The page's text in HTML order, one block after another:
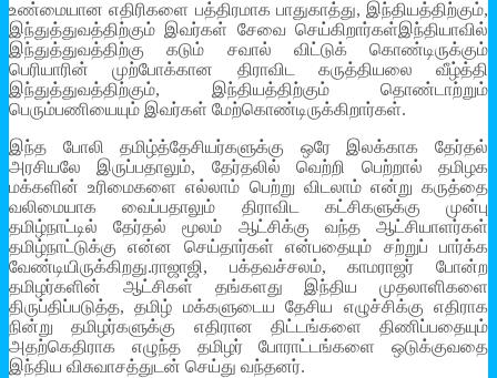
உண்மையான எதிரிகளை பத்திரமாக பாதுகாத்து, இந்தியத்திற்கும்,
இந்துத்துவத்திற்கும் இவர்கள் சேவை செய்கிறார்கள்இந்தியாவில்
இந்துத்துவத்திற்கு கடும் சவால் விட்டுக் கொண்டிருக்கும்
பெரியாரின் முற்போக்கான திராவிட கருத்தியலை வீழ்த்தி
இந்துத்துவத்திற்கும், இந்தியத்திற்கும் தொண்டாற்றும்
பெரும்பணியையும் இவர்கள் மேற்கொண்டிருக்கிறார்கள்.
இந்த போலி தமிழ்த்தேசியர்களுக்கு ஒரே இலக்காக தேர்தல்
அரசியலே இருப்பதாலும், தேர்தலில் வெற்றி பெற்றால் தமிழக
மக்களின் உரிமைகளை எல்லாம் பெற்று விடலாம் என்று கருத்தை
வலிமையாக வைப்பதாலும் திராவிட கட்சிகளுக்கு முன்பு
தமிழ்நாட்டில் தேர்தல் மூலம் ஆட்சிக்கு வந்த ஆட்சியாளர்கள்
தமிழ்நாட்டுக்கு என்ன செய்தார்கள் என்பதையும் சற்றுப் பார்க்க
வேண்டியிருக்கிறது.ராஜாஜி, பக்தவச்சலம், காமராஜர் போன்ற
தமிழர்களின் ஆட்சிகள் தங்களது இந்திய முதலாளிகளை
திருப்திப்படுத்த, தமிழ் மக்களுடைய தேசிய எழுச்சிக்கு எதிராக
நின்று தமிழர்களுக்கு எதிரான திட்டங்களை திணிப்பதையும்
அதற்கெதிராக எழுந்த தமிழர் போராட்டங்களை ஒடுக்குவதை
இந்திய விசுவாசத்துடன் செய்து வந்தனர்.